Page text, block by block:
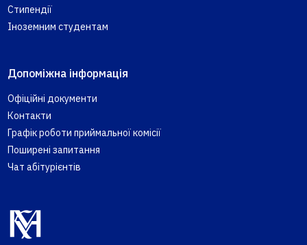
Стипендії
Іноземним студентам
Допоміжна інформація
Офіційні документи
Контакти
Графік роботи приймальної комісії
Поширені запитання
Чат абітурієнтів